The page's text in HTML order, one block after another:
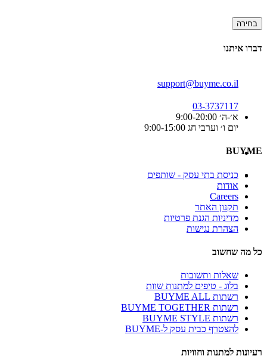
בחירה
דברו איתנו
support@buyme.co.il
03-3737117
א׳-ה׳ 9:00-20:00
יום ו׳ וערבי חג 9:00-15:00
BUYME
כניסת בתי עסק - שותפים
אודות
Careers
תקנון האתר
מדיניות הגנת פרטיות
הצהרת נגישות
כל מה שחשוב
שאלות ותשובות
בלוג - טיפים למתנות שוות
רשתות BUYME ALL
רשתות BUYME TOGETHER
רשתות BUYME STYLE
להצטרף כבית עסק ל-BUYME
רעיונות למתנות וחוויות